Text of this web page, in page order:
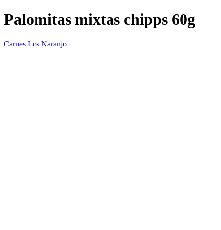
Palomitas mixtas chipps 60g
Carnes Los Naranjo